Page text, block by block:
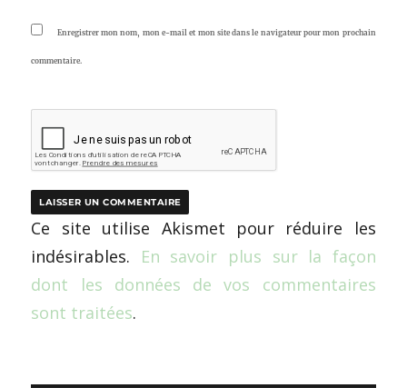
Enregistrer mon nom, mon e-mail et mon site dans le navigateur pour mon prochain
commentaire.
Ce site utilise Akismet pour réduire les
indésirables. En savoir plus sur la façon
dont les données de vos commentaires
sont traitées.